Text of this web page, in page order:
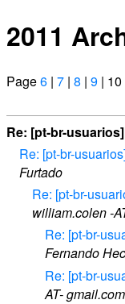
2011
Page6 | 7 | 8 | 9 | 10
Re: [pt-br-
Re: [pt-br-
Furtado
Re: [pt-br-
william.colen -
Re: [pt-br-
Fernando
Re: [pt-br-
AT- gmail.com